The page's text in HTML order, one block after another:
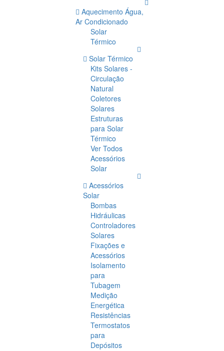
Aquecimento Água,
Ar Condicionado
Solar
Térmico
Solar Térmico
Kits Solares -
Circulação
Natural
Coletores
Solares
Estruturas
para Solar
Térmico
Ver Todos
Acessórios
Solar
Acessórios
Solar
Bombas
Hidráulicas
Controladores
Solares
Fixações e
Acessórios
Isolamento
para
Tubagem
Medição
Energética
Resistências
Termostatos
para
Depósitos